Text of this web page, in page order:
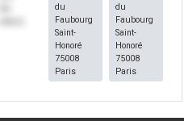
du
Faubourg
Saint-
Honoré
75008
Paris
du
Faubourg
Saint-
Honoré
75008
Paris